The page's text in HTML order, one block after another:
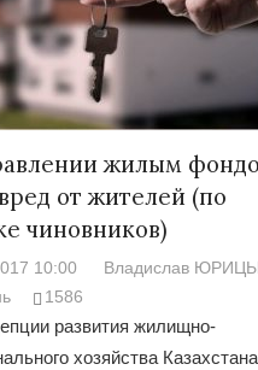
жилым
от жителей (по
чиновников)
10:00
Владислав
1586
развития жилищно-
хозяйства Казахстана